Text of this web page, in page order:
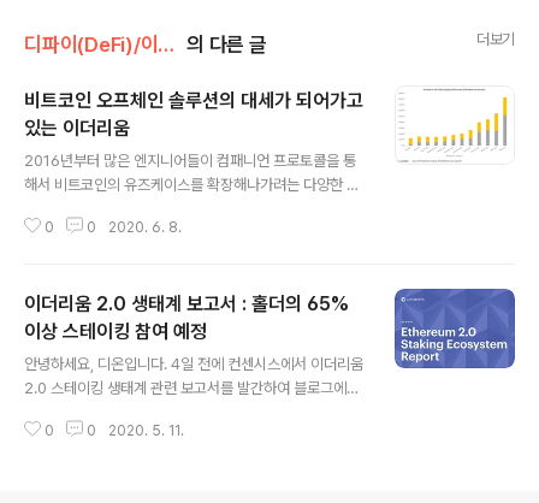
디파이(DeFi)/이더리움 의 다른 글 더보기
비트코인 오프체인 솔루션의 대세가 되어가고
있는 이더리움
2016년부터 많은 엔지니어들이 컴패니언 프로토콜을 통
해서 비트코인의 유즈케이스를 확장해나가려는 다양한 시
영으로 구분되는 Liquid의 LBTC 및 라이트닝 네트워크,
이 비트코인의 오프체인 프로토콜 솔루션의 대표주자가 되
어가고 있는 것으로 보입니다. 원문 링크 : Ethereum Ha
s Become Bitcoin's Top Off-Chain Destination -
Coindesk 코인데스크의 기사에 따르면 WBTC, imBT
C를 비롯한 이더리움 프로젝트들이 Liquid 및 라이트닝
네트워크에 비해서 70%이상 더 많은 비트..
0 0 2020. 6. 8.
이더리움 2.0 생태계 보고서 : 홀더의 65%
이상 스테이킹 참여 예정
안녕하세요, 디온입니다. 4일 전에 컨센시스에서 이더리움
2.0 스테이킹 생태계 관련 보고서를 발간하여 블로그에서
t/blog/ Blog | ConsenSys Stay on the cutting-ed
0 0 2020. 5. 11.